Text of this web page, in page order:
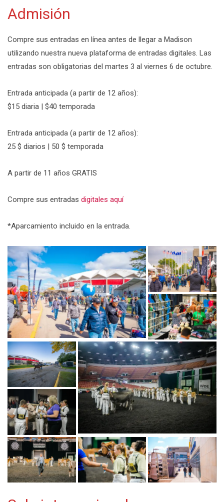
Admisión
Compre sus entradas en línea antes de llegar a Madison
utilizando nuestra nueva plataforma de entradas digitales. Las
entradas son obligatorias del martes 3 al viernes 6 de octubre.
Entrada anticipada (a partir de 12 años):
$15 diaria | $40 temporada
Entrada anticipada (a partir de 12 años):
25 $ diarios | 50 $ temporada
A partir de 11 años GRATIS
Compre sus entradas digitales aquí
*Aparcamiento incluido en la entrada.